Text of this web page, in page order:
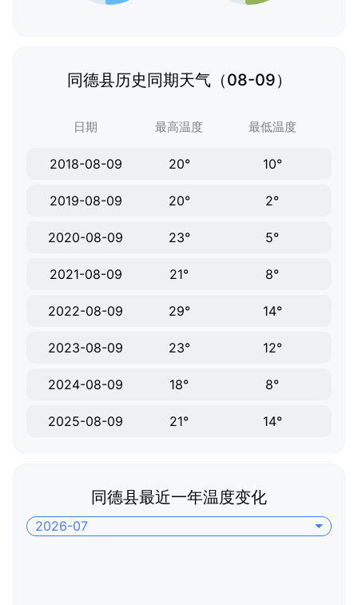
同德县历史同期天气（08-09）
日期 最高温度 最低温度
2018-08-09 20° 10°
2019-08-09 20° 2°
2020-08-09 23° 5°
2021-08-09 21° 8°
2022-08-09 29° 14°
2023-08-09 23° 12°
2024-08-09 18° 8°
2025-08-09 21° 14°
同德县最近一年温度变化
2026-07